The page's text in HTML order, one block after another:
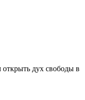
дух свободы в